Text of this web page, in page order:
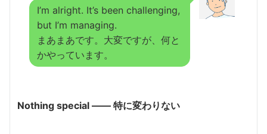
I’m alright. It’s been challenging,
but I’m managing.
まあまあです。大変ですが、何と
かやっています。
Nothing special ―― 特に変わりない